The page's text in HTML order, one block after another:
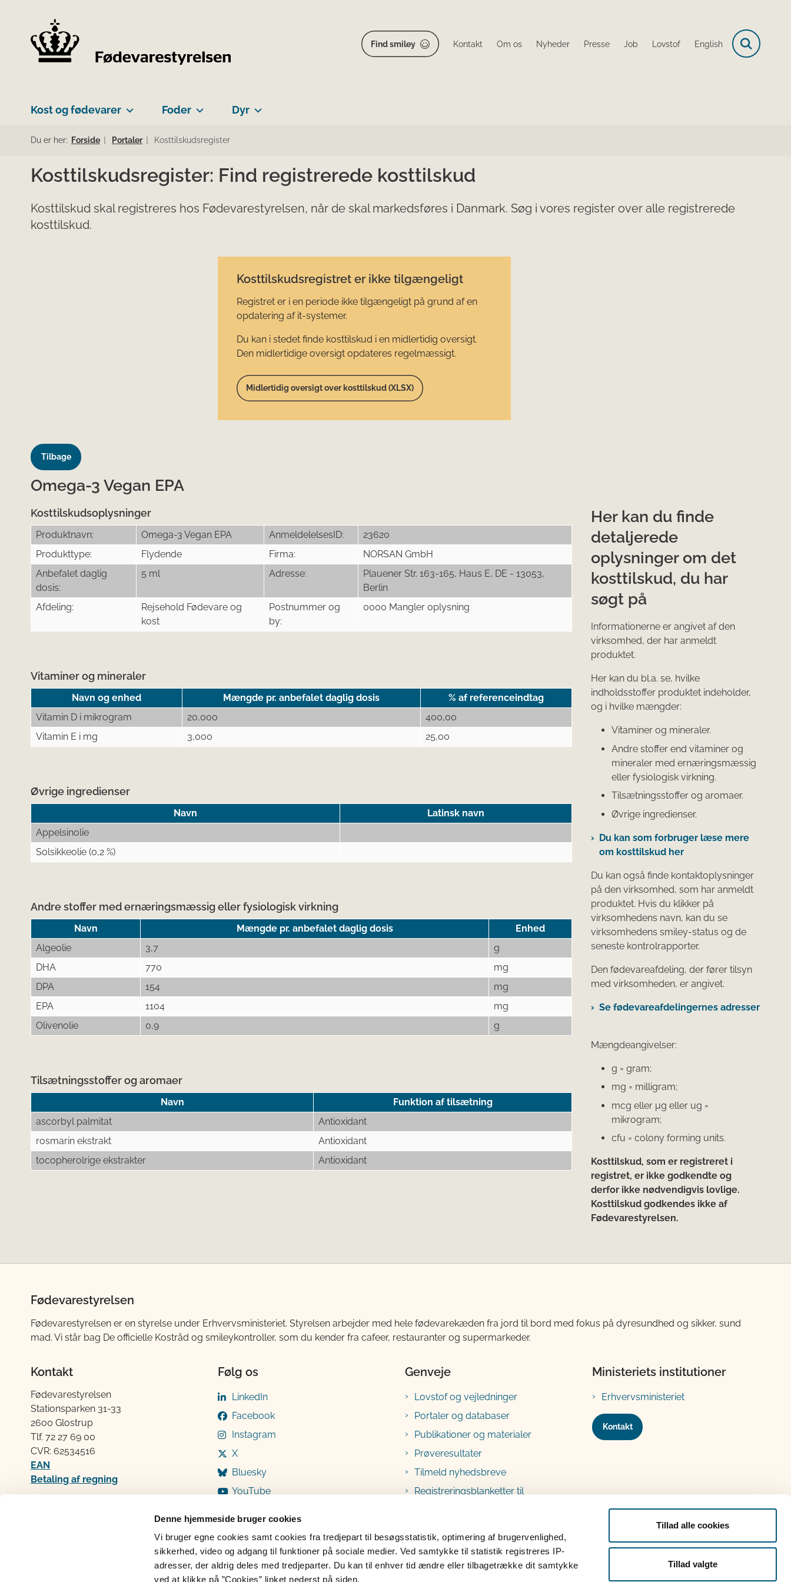
Denne hjemmeside bruger cookies
Vi bruger egne cookies samt cookies fra tredjepart til besøgsstatistik, optimering af brugervenlighed,
sikkerhed, video og adgang til funktioner på sociale medier. Ved samtykke til statistik registreres IP-
adresser, der aldrig deles med tredjeparter. Du kan til enhver tid ændre eller tilbagetrække dit samtykke
ved at klikke på ”Cookies” linket nederst på siden.
Tillad alle cookies
Tillad valgte
Find smiley Kontakt Om os Nyheder Presse Job Lovstof English
Kost og fødevarer Foder Dyr
Du er her: Forside Portaler Kosttilskudsregister
Kosttilskudsregister: Find registrerede kosttilskud
Kosttilskud skal registreres hos Fødevarestyrelsen, når de skal markedsføres i Danmark. Søg i vores register over alle registrerede
kosttilskud.
Kosttilskudsregistret er ikke tilgængeligt
Registret er i en periode ikke tilgængeligt på grund af en
opdatering af it-systemer.
Du kan i stedet finde kosttilskud i en midlertidig oversigt.
Den midlertidige oversigt opdateres regelmæssigt.
Midlertidig oversigt over kosttilskud (XLSX)
Tilbage
Omega-3 Vegan EPA
Kosttilskudsoplysninger
Produktnavn: Omega-3 Vegan EPA AnmeldelelsesID:
23620
Produkttype:
Flydende Firma:
NORSAN GmbH
Anbefalet daglig
dosis:
5 ml Adresse:
Plauener Str. 163-165, Haus E, DE - 13053,
Berlin
Afdeling:
Rejsehold Fødevare og
kost
Postnummer og
by:
0000 Mangler oplysning
Vitaminer og mineraler
Navn og enhed Mængde pr. anbefalet daglig dosis
% af referenceindtag
Vitamin D i mikrogram
20,000
400,00
Vitamin E i mg
3,000 25,00
Øvrige ingredienser
Navn
Latinsk navn
Appelsinolie
Solsikkeolie (0,2 %)
Andre stoffer med ernæringsmæssig eller fysiologisk virkning
Navn Mængde pr. anbefalet daglig dosis
Enhed
Algeolie
3,7
g
DHA
770
mg
DPA
154
mg
EPA
1104
mg
Olivenolie
0,9 g
Tilsætningsstoffer og aromaer
Navn
Funktion af tilsætning
ascorbyl palmitat
Antioxidant
rosmarin ekstrakt
Antioxidant
tocopherolrige ekstrakter
Antioxidant
Her kan du finde
detaljerede
oplysninger om det
kosttilskud, du har
søgt på
Informationerne er angivet af den
virksomhed, der har anmeldt
produktet.
Her kan du bl.a. se, hvilke
indholdsstoffer produktet indeholder,
og i hvilke mængder:
Vitaminer og mineraler.
Andre stoffer end vitaminer og
mineraler med ernæringsmæssig
eller fysiologisk virkning.
Tilsætningsstoffer og aromaer.
Øvrige ingredienser.
Du kan som forbruger læse mere
om kosttilskud her
Du kan også finde kontaktoplysninger
på den virksomhed, som har anmeldt
produktet. Hvis du klikker på
virksomhedens navn, kan du se
virksomhedens smiley-status og de
seneste kontrolrapporter.
Den fødevareafdeling, der fører tilsyn
med virksomheden, er angivet.
Se fødevareafdelingernes adresser
Mængdeangivelser:
g = gram;
mg = milligram;
mcg eller μg eller ug =
mikrogram;
cfu = colony forming units.
Kosttilskud, som er registreret i
registret, er ikke godkendte og
derfor ikke nødvendigvis lovlige.
Kosttilskud godkendes ikke af
Fødevarestyrelsen.
Fødevarestyrelsen
Fødevarestyrelsen er en styrelse under Erhvervsministeriet. Styrelsen arbejder med hele fødevarekæden fra jord til bord med fokus på dyresundhed og sikker, sund
mad. Vi står bag De officielle Kostråd og smileykontroller, som du kender fra cafeer, restauranter og supermarkeder.
Kontakt
Fødevarestyrelsen
Stationsparken 31-33
2600 Glostrup
Tlf. 72 2​​​7 69 00
CVR: 62534516
EAN
Betaling af regning
Følg os
LinkedIn
Facebook
Instagram
X
Bluesky
YouTube
Genveje
Lovstof og vejledninger
Portaler og databaser
Publikationer og materialer
Prøveresultater
Tilmeld nyhedsbreve
Registreringsblanketter til
Ministeriets institutioner
Erhvervsministeriet
Kontakt